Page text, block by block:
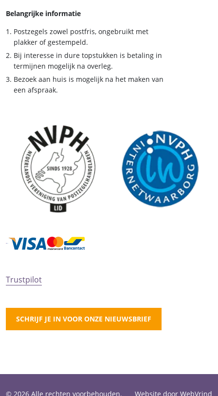
Belangrijke informatie
Postzegels zowel postfris, ongebruikt met
plakker of gestempeld.
Bij interesse in dure topstukken is betaling in
termijnen mogelijk na overleg.
Bezoek aan huis is mogelijk na het maken van
een afspraak.
Trustpilot
SCHRIJF JE IN VOOR ONZE NIEUWSBRIEF
© 2026 Alle rechten voorbehouden. Website door WebVrind